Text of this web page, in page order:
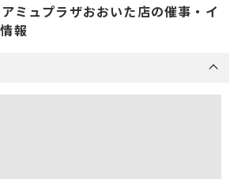
ミュプラザおおいた店の催事・イ
報